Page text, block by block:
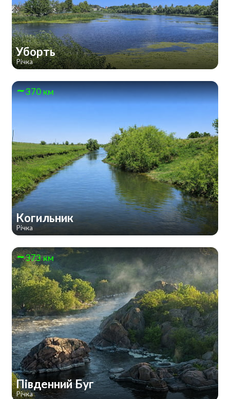
Уборть
Річка
370 км
Когильник
Річка
373 км
Південний Буг
Річка